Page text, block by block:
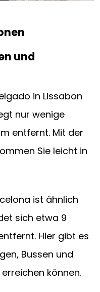
und
in Lissabon
nur wenige
entfernt. Mit der
Sie leicht in
ist ähnlich
sich etwa 9
Hier gibt es
Bussen und
können.